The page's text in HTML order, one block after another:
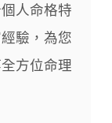
人命格特
驗，為您
方位命理